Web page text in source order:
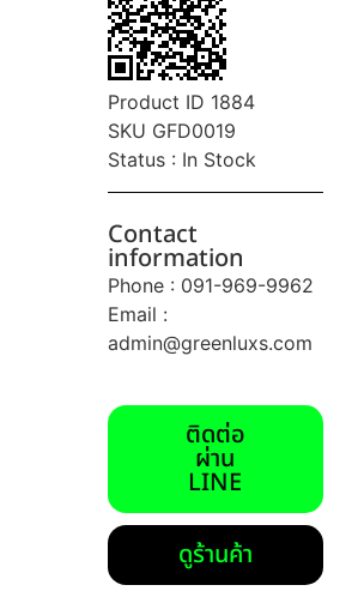
Product ID 1884
SKU GFD0019
Status : In Stock
Contact
information
Phone : 091-969-9962
Email :
admin@greenluxs.com
ติดต่อ
ผ่าน
LINE
ดูร้านค้า